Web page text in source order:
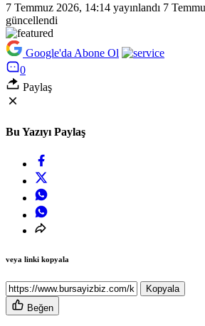
7 Temmuz 2026, 14:14 yayınlandı 7
güncellendi
Google'da Abone Ol
0
Paylaş
Bu Yazıyı Paylaş
veya linki kopyala
Kopyala
Beğen